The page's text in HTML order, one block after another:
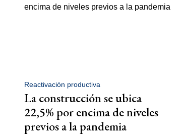
Reactivación productiva
La construcción se ubica
22,5% por encima de niveles
previos a la pandemia